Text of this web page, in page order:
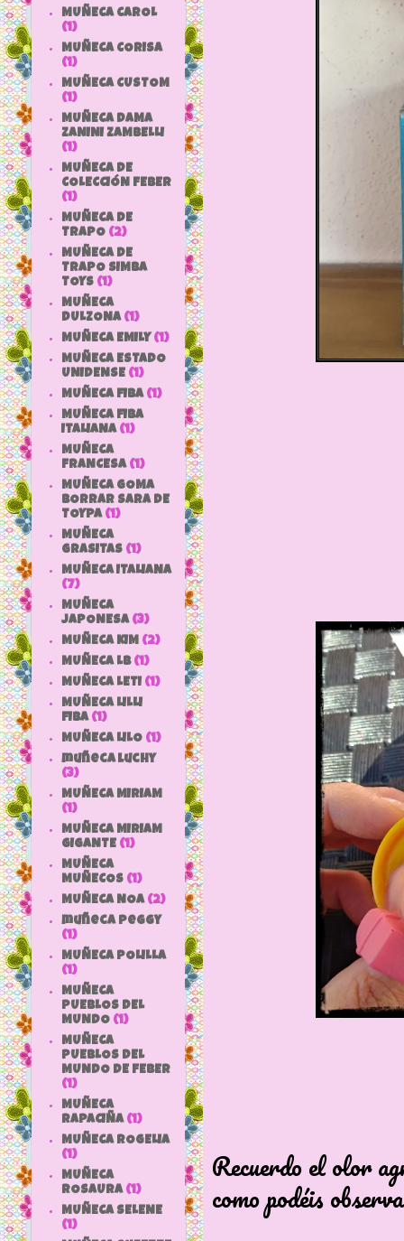
Recuerdo el olor
como podéis
MUÑECA CAROL
(1)
MUÑECA CORISA
(1)
MUÑECA CUSTOM
(1)
MUÑECA DAMA
ZANINI ZAMBELLI
(1)
MUÑECA DE
COLECCIÓN FEBER
(1)
MUÑECA DE
TRAPO (2)
MUÑECA DE
TRAPO SIMBA
TOYS (1)
MUÑECA
DULZONA (1)
MUÑECA EMILY (1)
MUÑECA ESTADO
UNIDENSE (1)
MUÑECA FIBA (1)
MUÑECA FIBA
ITALIANA (1)
MUÑECA
FRANCESA (1)
MUÑECA GOMA
BORRAR SARA DE
TOYPA (1)
MUÑECA
GRASITAS (1)
MUÑECA ITALIANA
(7)
MUÑECA
JAPONESA (3)
MUÑECA KIM (2)
MUÑECA LB (1)
MUÑECA LETI (1)
MUÑECA LILLI
FIBA (1)
MUÑECA LILO (1)
muñeca luchy
(3)
MUÑECA MIRIAM
(1)
MUÑECA MIRIAM
GIGANTE (1)
MUÑECA
MUÑECOS (1)
MUÑECA NOA (2)
muñeca peggy
(1)
MUÑECA POLILLA
(1)
MUÑECA
PUEBLOS DEL
MUNDO (1)
MUÑECA
PUEBLOS DEL
MUNDO DE FEBER
(1)
MUÑECA
RAPACIÑA (1)
MUÑECA ROGELIA
(1)
MUÑECA
ROSAURA (1)
MUÑECA SELENE
(1)